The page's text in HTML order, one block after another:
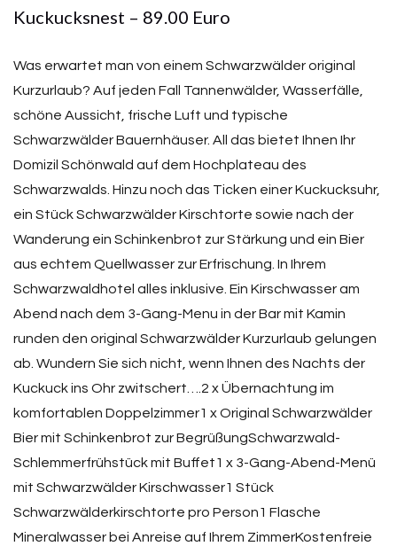
Kuckucksnest – 89.00 Euro
Was erwartet man von einem Schwarzwälder original
Kurzurlaub? Auf jeden Fall Tannenwälder, Wasserfälle,
schöne Aussicht, frische Luft und typische
Schwarzwälder Bauernhäuser. All das bietet Ihnen Ihr
Domizil Schönwald auf dem Hochplateau des
Schwarzwalds. Hinzu noch das Ticken einer Kuckucksuhr,
ein Stück Schwarzwälder Kirschtorte sowie nach der
Wanderung ein Schinkenbrot zur Stärkung und ein Bier
aus echtem Quellwasser zur Erfrischung. In Ihrem
Schwarzwaldhotel alles inklusive. Ein Kirschwasser am
Abend nach dem 3-Gang-Menu in der Bar mit Kamin
runden den original Schwarzwälder Kurzurlaub gelungen
ab. Wundern Sie sich nicht, wenn Ihnen des Nachts der
Kuckuck ins Ohr zwitschert….2 x Übernachtung im
komfortablen Doppelzimmer1 x Original Schwarzwälder
Bier mit Schinkenbrot zur BegrüßungSchwarzwald-
Schlemmerfrühstück mit Buffet1 x 3-Gang-Abend-Menü
mit Schwarzwälder Kirschwasser1 Stück
Schwarzwälderkirschtorte pro Person1 Flasche
Mineralwasser bei Anreise auf Ihrem ZimmerKostenfreie